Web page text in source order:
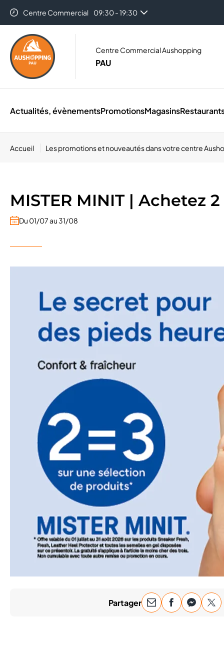
Centre Commercial 09:30 - 19:30
Centre Commercial Aushopping
PAU
Actualités, évènementsPromotionsMagasins
Accueil Les promotions et nouveautés dans votre centre
MISTER MINIT | Achetez
Du 01/07 au 31/08
Partager